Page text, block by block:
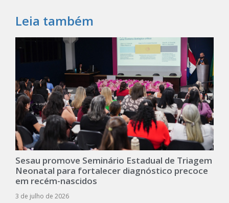
Leia também
Sesau promove Seminário Estadual de Triagem
Neonatal para fortalecer diagnóstico precoce
em recém-nascidos
3 de julho de 2026